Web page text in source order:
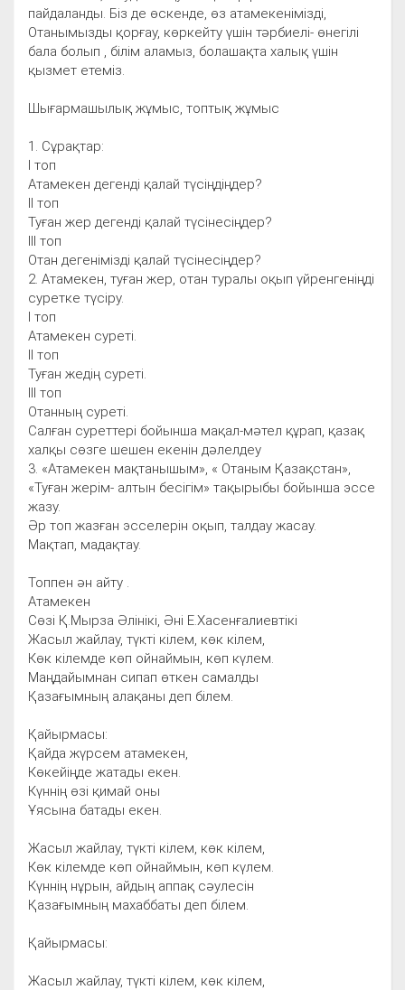
пайдаланды. Біз де өскенде, өз атамекенімізді,
Отанымызды қорғау, көркейту үшін тәрбиелі- өнегілі
бала болып , білім аламыз, болашақта халық үшін
қызмет етеміз.
Шығармашылық жұмыс, топтық жұмыс
1. Сұрақтар:
І топ
Атамекен дегенді қалай түсіңдіңдер?
ІІ топ
Туған жер дегенді қалай түсінесіңдер?
ІІІ топ
Отан дегенімізді қалай түсінесіңдер?
2. Атамекен, туған жер, отан туралы оқып үйренгеніңді
суретке түсіру.
І топ
Атамекен суреті.
ІІ топ
Туған жедің суреті.
ІІІ топ
Отанның суреті.
Салған суреттері бойынша мақал-мәтел құрап, қазақ
халқы сөзге шешен екенін дәлелдеу
3. «Атамекен мақтанышым», « Отаным Қазақстан»,
«Туған жерім- алтын бесігім» тақырыбы бойынша эссе
жазу.
Әр топ жазған эсселерін оқып, талдау жасау.
Мақтап, мадақтау.
Топпен ән айту .
Атамекен
Сөзі Қ.Мырза Әлінікі, Әні Е.Хасенғалиевтікі
Жасыл жайлау, түкті кілем, көк кілем,
Көк кілемде көп ойнаймын, көп күлем.
Маңдайымнан сипап өткен самалды
Қазағымның алақаны деп білем.
Қайырмасы:
Қайда жүрсем атамекен,
Көкейіңде жатады екен.
Күннің өзі қимай оны
Ұясына батады екен.
Жасыл жайлау, түкті кілем, көк кілем,
Көк кілемде көп ойнаймын, көп күлем.
Күннің нұрын, айдың аппақ сәулесін
Қазағымның махаббаты деп білем.
Қайырмасы:
Жасыл жайлау, түкті кілем, көк кілем,